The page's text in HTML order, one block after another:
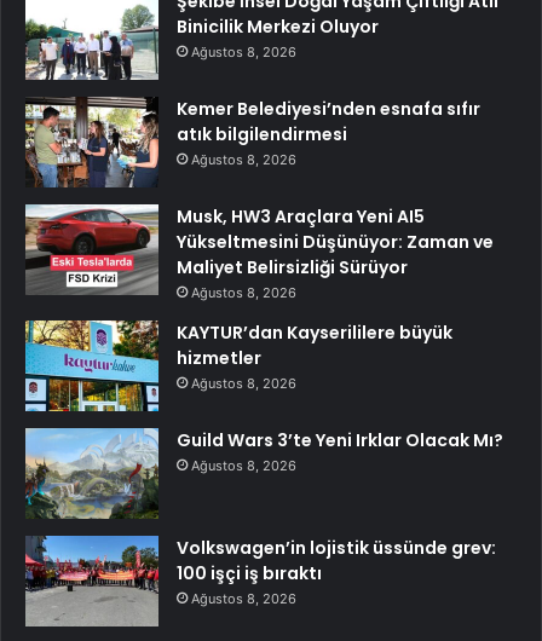
Binicilik Merkezi Oluyor
Ağustos 8, 2026
Kemer Belediyesi’nden esnafa sıfır
atık bilgilendirmesi
Ağustos 8, 2026
Musk, HW3 Araçlara Yeni AI5
Yükseltmesini Düşünüyor: Zaman ve
Maliyet Belirsizliği Sürüyor
Ağustos 8, 2026
KAYTUR’dan Kayserililere büyük
hizmetler
Ağustos 8, 2026
Guild Wars 3’te Yeni Irklar Olacak Mı?
Ağustos 8, 2026
Volkswagen’in lojistik üssünde grev:
100 işçi iş bıraktı
Ağustos 8, 2026